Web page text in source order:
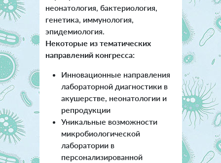
неонатология, бактериология,
генетика, иммунология,
эпидемиология.
Некоторые из тематических
направлений конгресса:
Инновационные направления
лабораторной диагностики в
акушерстве, неонатологии и
репродукции
Уникальные возможности
микробиологической
лаборатории в
персонализированной